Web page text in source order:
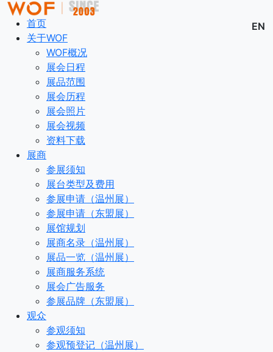
EN
首页
关于WOF
WOF概况
展会日程
展品范围
展会历程
展会照片
展会视频
资料下载
展商
参展须知
展台类型及费用
参展申请（温州展）
参展申请（东盟展）
展馆规划
展商名录（温州展）
展品一览（温州展）
展商服务系统
展会广告服务
参展品牌（东盟展）
观众
参观须知
参观预登记（温州展）